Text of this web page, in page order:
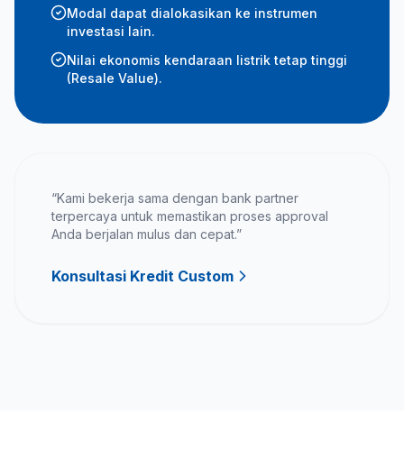
Modal dapat dialokasikan ke instrumen
investasi lain.
Nilai ekonomis kendaraan listrik tetap tinggi
(Resale Value).
“Kami bekerja sama dengan bank partner
terpercaya untuk memastikan proses approval
Anda berjalan mulus dan cepat.”
Konsultasi Kredit Custom